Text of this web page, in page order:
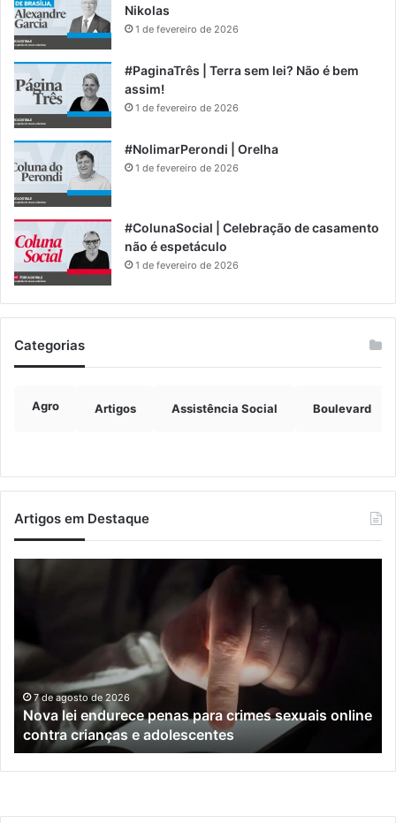
Nikolas
1 de fevereiro de 2026
#PaginaTrês | Terra sem lei? Não é bem
assim!
1 de fevereiro de 2026
#NolimarPerondi | Orelha
1 de fevereiro de 2026
#ColunaSocial | Celebração de casamento
não é espetáculo
1 de fevereiro de 2026
Categorias
Agro Artigos Assistência Social Boulevard
Artigos em Destaque
para
crimes
sexuais
online
contra
crianças
e
adolescentes
7 de agosto de 2026
Nova lei endurece penas para crimes sexuais online
contra crianças e adolescentes